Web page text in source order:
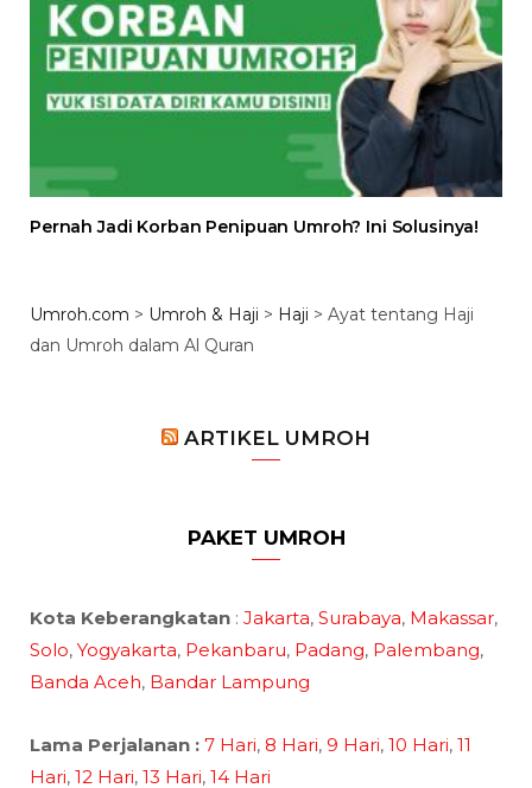
Pernah Jadi Korban Penipuan Umroh? Ini Solusinya!
Umroh.com > Umroh & Haji > Haji > Ayat tentang Haji
dan Umroh dalam Al Quran
ARTIKEL UMROH
PAKET UMROH
Kota Keberangkatan : Jakarta, Surabaya, Makassar,
Solo, Yogyakarta, Pekanbaru, Padang, Palembang,
Banda Aceh, Bandar Lampung
Lama Perjalanan : 7 Hari, 8 Hari, 9 Hari, 10 Hari, 11
Hari, 12 Hari, 13 Hari, 14 Hari